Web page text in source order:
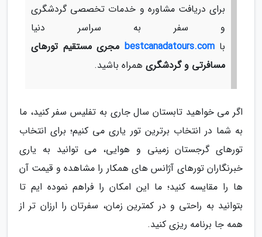
برای دریافت مشاوره و خدمات تخصصی گردشگری
و سفر به سراسر دنیا
باbestcanadatours.com مجری مستقیم تورهای
مسافرتی و گردشگری همراه باشید.
اگر می خواهید تابستان سال جاری به تفلیس سفر کنید، ما
به شما در انتخاب برترین تور یاری می کنیم؛ برای انتخاب
تورهای گرجستان زمینی و هوایی، می توانید به یاری
خبرنگاران تورهای آژانس های همکار را مشاهده و قیمت آن
ها را مقایسه کنید؛ ما این امکان را فراهم نموده ایم تا
بتوانید به راحتی و در کمترین زمان، سفرتان را ارزان تر از
همه جا برنامه ریزی کنید.